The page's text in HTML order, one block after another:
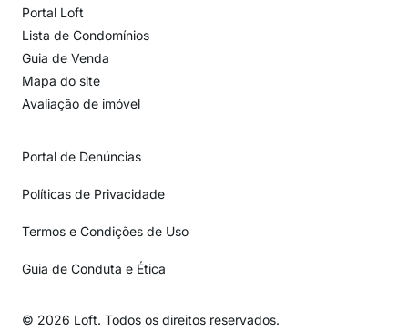
Portal Loft
Lista de Condomínios
Guia de Venda
Mapa do site
Avaliação de imóvel
Portal de Denúncias
Políticas de Privacidade
Termos e Condições de Uso
Guia de Conduta e Ética
© 2026 Loft. Todos os direitos reservados.